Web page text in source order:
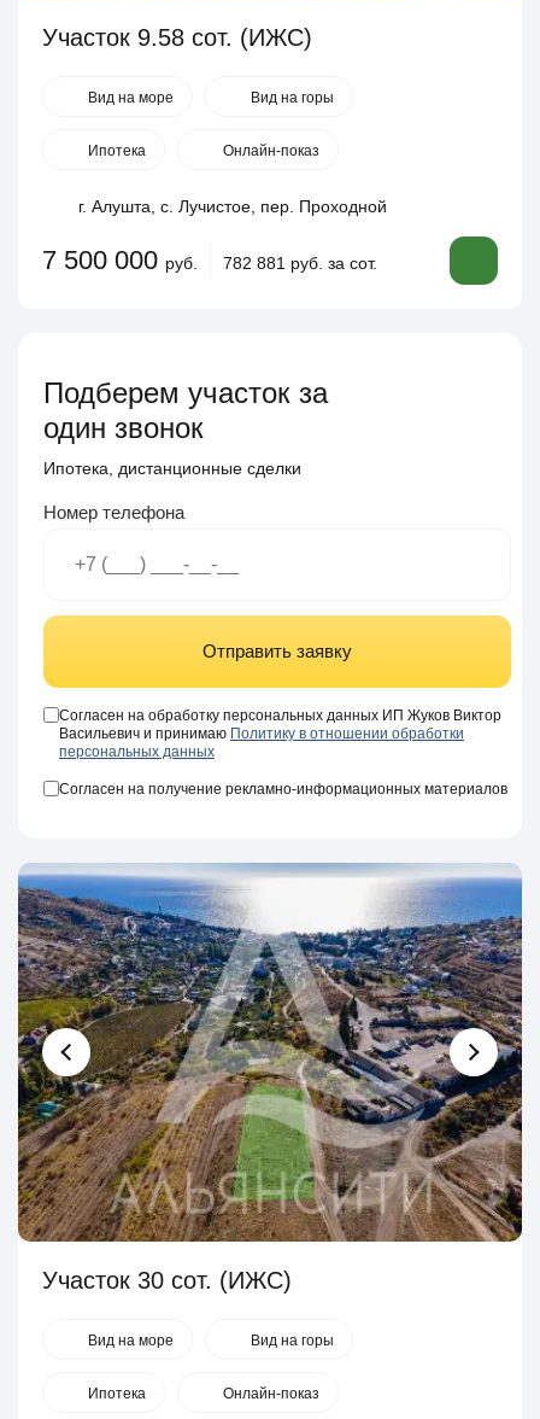
Участок 9.58 сот. (ИЖС)
Вид на море Вид на горы
Ипотека Онлайн-показ
г. Алушта, с. Лучистое, пер. Проходной
7 500 000 руб. 782 881 руб. за сот.
Подберем участок за
один звонок
Ипотека, дистанционные сделки
Номер телефона
Отправить заявку
Согласен на обработку персональных данных ИП Жуков Виктор
Васильевич и принимаю Политику в отношении обработки
персональных данных
Согласен на получение рекламно-информационных материалов
Участок 30 сот. (ИЖС)
Вид на море Вид на горы
Ипотека Онлайн-показ